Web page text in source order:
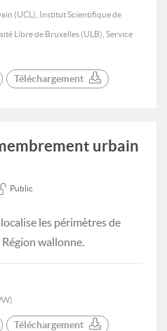
(UCL), Institut Scientifique de
Libre de Bruxelles (ULB), Service
Téléchargement
urbain
Public
les périmètres de
wallonne.
Téléchargement